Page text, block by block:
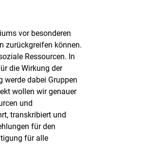
vor besonderen
zurückgreifen können.
Ressourcen. In
die Wirkung der
dabei Gruppen
wollen wir genauer
und
transkribiert und
für den
für alle